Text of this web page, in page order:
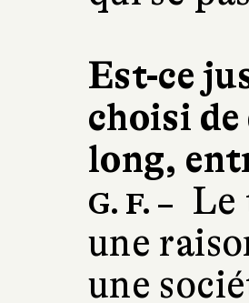
Est-ce
choisi
long,
G. F. –
Le
une
une